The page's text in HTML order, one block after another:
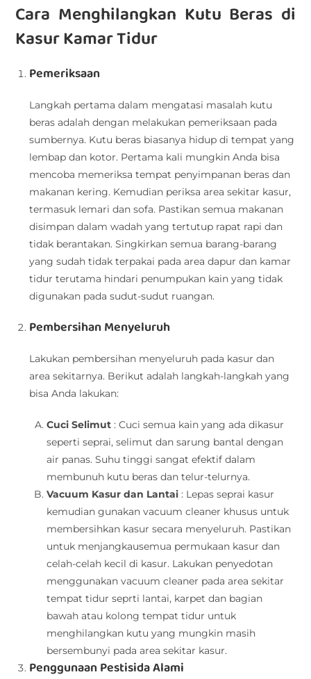
Cara Menghilangkan Kutu Beras di
Kasur Kamar Tidur
Pemeriksaan
Langkah pertama dalam mengatasi masalah kutu
beras adalah dengan melakukan pemeriksaan pada
sumbernya. Kutu beras biasanya hidup di tempat yang
lembap dan kotor. Pertama kali mungkin Anda bisa
mencoba memeriksa tempat penyimpanan beras dan
makanan kering. Kemudian periksa area sekitar kasur,
termasuk lemari dan sofa. Pastikan semua makanan
disimpan dalam wadah yang tertutup rapat rapi dan
tidak berantakan. Singkirkan semua barang-barang
yang sudah tidak terpakai pada area dapur dan kamar
tidur terutama hindari penumpukan kain yang tidak
digunakan pada sudut-sudut ruangan.
Pembersihan Menyeluruh
Lakukan pembersihan menyeluruh pada kasur dan
area sekitarnya. Berikut adalah langkah-langkah yang
bisa Anda lakukan:
Cuci Selimut: Cuci semua kain yang ada dikasur
seperti seprai, selimut dan sarung bantal dengan
air panas. Suhu tinggi sangat efektif dalam
membunuh kutu beras dan telur-telurnya.
Vacuum Kasur dan Lantai: Lepas seprai kasur
kemudian gunakan vacuum cleaner khusus untuk
membersihkan kasur secara menyeluruh. Pastikan
untuk menjangkausemua permukaan kasur dan
celah-celah kecil di kasur. Lakukan penyedotan
menggunakan vacuum cleaner pada area sekitar
tempat tidur seprti lantai, karpet dan bagian
bawah atau kolong tempat tidur untuk
menghilangkan kutu yang mungkin masih
bersembunyi pada area sekitar kasur.
Penggunaan Pestisida Alami